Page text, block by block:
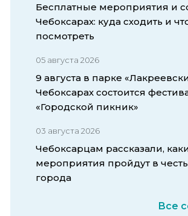
Бесплатные мероприятия и
Чебоксарах: куда сходить и
посмотреть
05 августа 2026
9 августа в парке
Чебоксарах состоится
«Городской пикник»
03 августа 2026
Чебоксарцам рассказали,
мероприятия пройдут в
города
Все